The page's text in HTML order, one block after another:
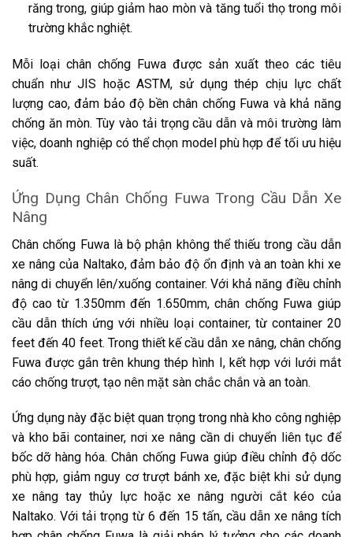
răng trong, giúp giảm hao mòn và tăng tuổi thọ trong môi
trường khắc nghiệt.
Mỗi loại chân chống Fuwa được sản xuất theo các tiêu
chuẩn như JIS hoặc ASTM, sử dụng thép chịu lực chất
lượng cao, đảm bảo độ bền chân chống Fuwa và khả năng
chống ăn mòn. Tùy vào tải trọng cầu dẫn và môi trường làm
việc, doanh nghiệp có thể chọn model phù hợp để tối ưu hiệu
suất.
Ứng Dụng Chân Chống Fuwa Trong Cầu Dẫn Xe
Nâng
Chân chống Fuwa là bộ phận không thể thiếu trong cầu dẫn
xe nâng của Naltako, đảm bảo độ ổn định và an toàn khi xe
nâng di chuyển lên/xuống container. Với khả năng điều chỉnh
độ cao từ 1.350mm đến 1.650mm, chân chống Fuwa giúp
cầu dẫn thích ứng với nhiều loại container, từ container 20
feet đến 40 feet. Trong thiết kế cầu dẫn xe nâng, chân chống
Fuwa được gắn trên khung thép hình I, kết hợp với lưới mắt
cáo chống trượt, tạo nên mặt sàn chắc chắn và an toàn.
Ứng dụng này đặc biệt quan trọng trong nhà kho công nghiệp
và kho bãi container, nơi xe nâng cần di chuyển liên tục để
bốc dỡ hàng hóa. Chân chống Fuwa giúp điều chỉnh độ dốc
phù hợp, giảm nguy cơ trượt bánh xe, đặc biệt khi sử dụng
xe nâng tay thủy lực hoặc xe nâng người cắt kéo của
Naltako. Với tải trọng từ 6 đến 15 tấn, cầu dẫn xe nâng tích